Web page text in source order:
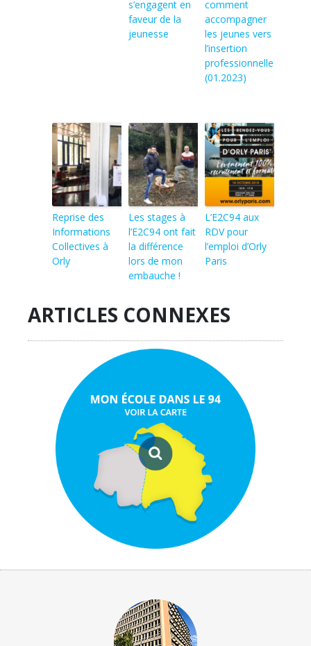
s’engagent en
faveur de la
jeunesse
comment
accompagner
les jeunes vers
l’insertion
professionnelle
(01.2023)
Reprise des
Informations
Collectives à
Orly
Les stages à
l’E2C94 ont fait
la différence
lors de mon
embauche !
L’E2C94 aux
RDV pour
l’emploi d’Orly
Paris
ARTICLES CONNEXES